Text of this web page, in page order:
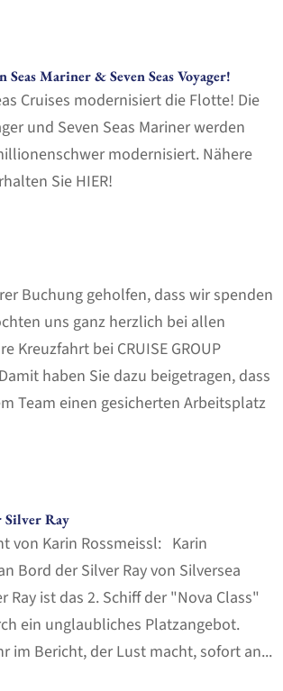
Seas Mariner & Seven Seas Voyager!
Cruises modernisiert die Flotte! Die
und Seven Seas Mariner werden
modernisiert. Nähere
Sie HIER!
Buchung geholfen, dass wir spenden
uns ganz herzlich bei allen
Kreuzfahrt bei CRUISE GROUP
haben Sie dazu beigetragen, dass
Team einen gesicherten Arbeitsplatz
Silver Ray
von Karin Rossmeissl: Karin
Bord der Silver Ray von Silversea
Ray ist das 2. Schiff der "Nova Class"
ein unglaubliches Platzangebot.
im Bericht, der Lust macht, sofort an...